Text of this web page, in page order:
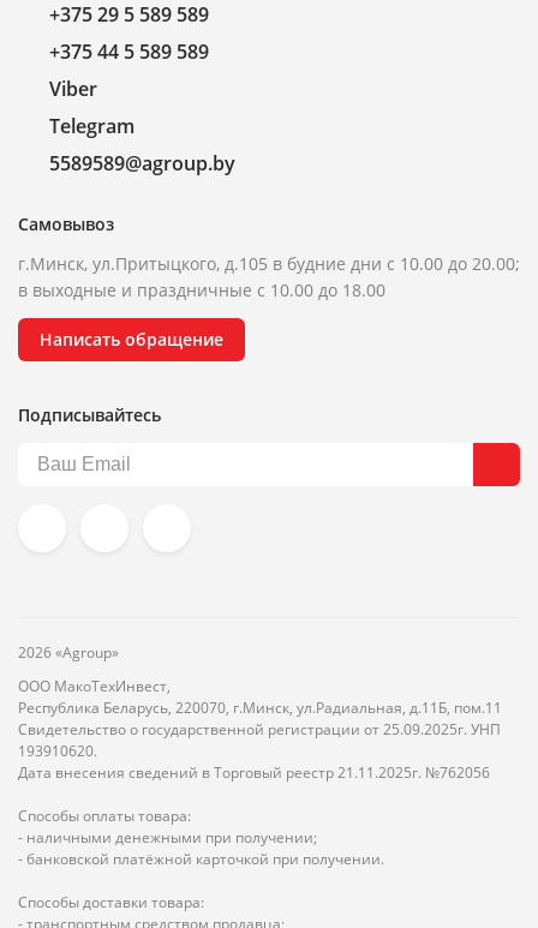
+375 29 5 589 589
+375 44 5 589 589
Viber
Telegram
5589589@agroup.by
Самовывоз
г.Минск, ул.Притыцкого, д.105 в будние дни с 10.00 до 20.00;
в выходные и праздничные с 10.00 до 18.00
Написать обращение
Подписывайтесь
2026 «Agroup»
ООО МакоТехИнвест,
Республика Беларусь, 220070, г.Минск, ул.Радиальная, д.11Б, пом.11
Свидетельство о государственной регистрации от 25.09.2025г. УНП
193910620.
Дата внесения сведений в Торговый реестр 21.11.2025г. №762056
Способы оплаты товара:
- наличными денежными при получении;
- банковской платёжной карточкой при получении.
Способы доставки товара:
- транспортным средством продавца;